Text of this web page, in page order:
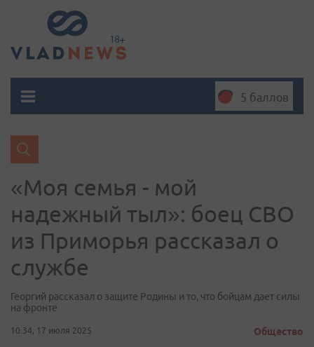
5 баллов
«Моя семья - мой
надежный тыл»: боец СВО
из Приморья рассказал о
службе
Георгий рассказал о защите Родины и то, что бойцам дает силы
на фронте
10:34, 17 июля 2025 Общество